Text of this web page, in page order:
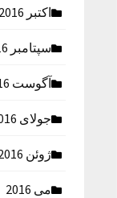
اکتبر 2016
سپتامبر 2016
آگوست 2016
جولای 2016
ژوئن 2016
می 2016